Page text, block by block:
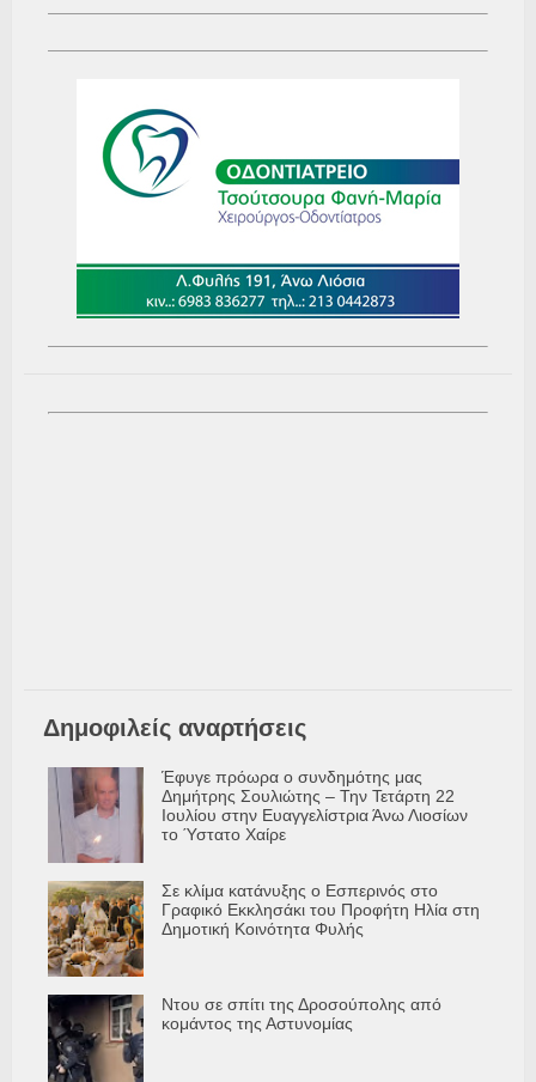
Δημοφιλείς αναρτήσεις
Έφυγε πρόωρα ο συνδημότης μας
Δημήτρης Σουλιώτης – Την Τετάρτη 22
Ιουλίου στην Ευαγγελίστρια Άνω Λιοσίων
το Ύστατο Χαίρε
Σε κλίμα κατάνυξης ο Εσπερινός στο
Γραφικό Εκκλησάκι του Προφήτη Ηλία στη
Δημοτική Κοινότητα Φυλής
Ντου σε σπίτι της Δροσούπολης από
κομάντος της Αστυνομίας